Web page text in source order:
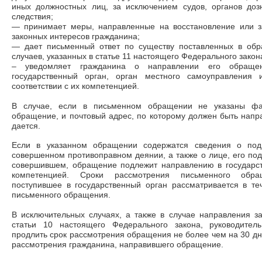
иных должностных лиц, за исключением судов, органов
следствия;
— принимает меры, направленные на восстановление или
законных интересов гражданина;
— дает письменный ответ по существу поставленных в
случаев, указанных в статье 11 настоящего Федерального
– уведомляет гражданина о направлении его
государственный орган, орган местного
соответствии с их компетенцией.
В случае, если в письменном обращении не указаны
обращение, и почтовый адрес, по которому должен быть
дается.
Если в указанном обращении содержатся сведения о
совершенном противоправном деянии, а также о лице, его
совершившем, обращение подлежит направлению в
компетенцией. Сроки рассмотрения письменного
поступившее в государственный орган рассматривается в
письменного обращения.
В исключительных случаях, а также в случае направления
статьи 10 настоящего Федерального закона,
продлить срок рассмотрения обращения не более чем на 30
рассмотрения гражданина, направившего обращение.